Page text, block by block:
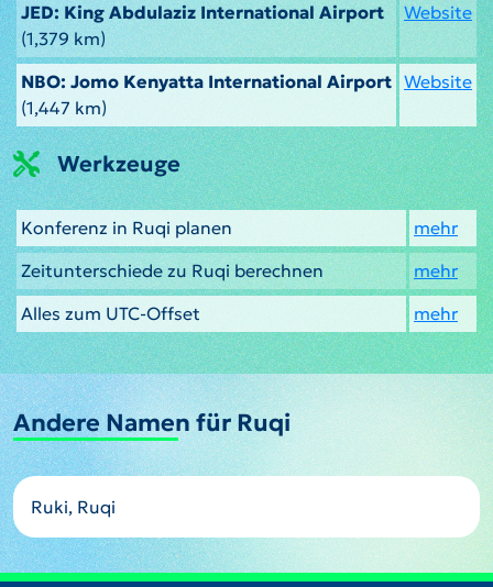
JED: King Abdulaziz International Airport
(1,379 km)
Website
NBO: Jomo Kenyatta International Airport
(1,447 km)
Website
Werkzeuge
Konferenz in Ruqi planen
mehr
Zeitunterschiede zu Ruqi berechnen
mehr
Alles zum UTC-Offset
mehr
Andere Namen für Ruqi
Ruki, Ruqi